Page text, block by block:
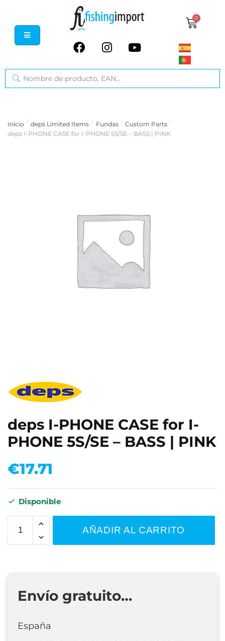
0
Inicio / deps Limited Items / Fundas / Custom Parts /
deps I-PHONE CASE for I-PHONE 5S/SE – BASS | PINK
deps I-PHONE CASE for I-
PHONE 5S/SE – BASS | PINK
€17.71
Disponible
AÑADIR AL CARRITO
Envío gratuito…
España